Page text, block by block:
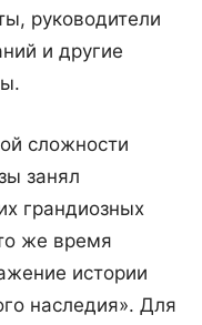
руководители
и другие
сложности
занял
грандиозных
же время
истории
наследия». Для